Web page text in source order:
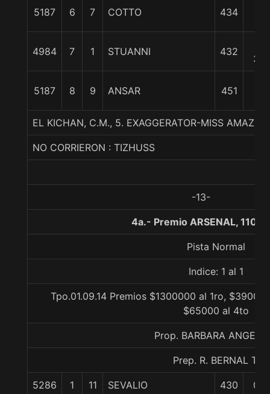
5187 6 7 COTTO 434
4984 7 1 STUANNI 432
3/4
5187 8 9 ANSAR 451
EL KICHAN, C.M., 5. EXAGGERATOR-MISS
NO CORRIERON : TIZHUSS
-13-
4a.- Premio ARSENAL, 1100
Pista Normal
Indice: 1 al 1
Tpo.01.09.14 Premios $1300000 al 1ro,
$65000 al 4to
Prop. BARBARA
Prep. R. BERNAL T.
5286 1 11 SEVALIO 430 0/0